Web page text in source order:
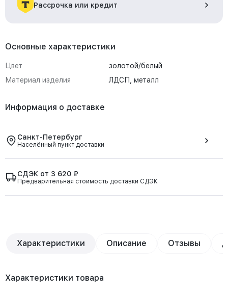
Рассрочка или кредит
Основные характеристики
Цвет
золотой/белый
Материал изделия
ЛДСП, металл
Информация о доставке
Санкт-Петербург
Населённый пункт доставки
СДЭК от 3 620 ₽
Предварительная стоимость доставки СДЭК
Характеристики Описание Отзывы
Характеристики товара